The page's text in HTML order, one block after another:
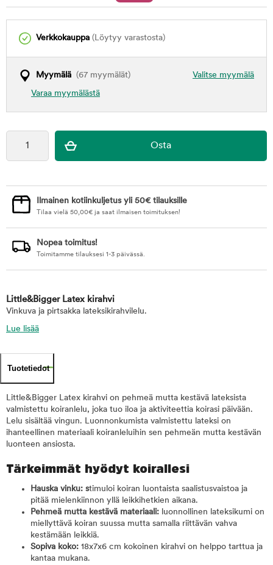
Verkkokauppa (Löytyy varastosta)
Valitse myymälä
Myymälä (67 myymälät)
Varaa myymälästä
Ilmainen kotiinkuljetus yli 50€ tilauksille
Tilaa vielä 50,00€ ja saat ilmaisen toimituksen!
Nopea toimitus!
Toimitamme tilauksesi 1-3 päivässä.
Little&Bigger Latex kirahvi
Vinkuva ja pirtsakka lateksikirahvilelu.
Lue lisää
Tuotetiedot
Little&Bigger Latex kirahvi on pehmeä mutta kestävä lateksista
valmistettu koiranlelu, joka tuo iloa ja aktiviteettia koirasi päivään.
Lelu sisältää vingun. Luonnonkumista valmistettu lateksi on
ihanteellinen materiaali koiranleluihin sen pehmeän mutta kestävän
luonteen ansiosta.
Tärkeimmät hyödyt koirallesi
Hauska vinku: stimuloi koiran luontaista saalistusvaistoa ja
pitää mielenkiinnon yllä leikkihetkien aikana.
Pehmeä mutta kestävä materiaali: luonnollinen lateksikumi on
miellyttävä koiran suussa mutta samalla riittävän vahva
kestämään leikkiä.
Sopiva koko: 18x7x6 cm kokoinen kirahvi on helppo tarttua ja
kantaa mukana.